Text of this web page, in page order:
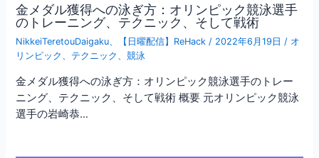
金メダル獲得への泳ぎ方：オリンピック競泳選手
のトレーニング、テクニック、そして戦術
NikkeiTeretouDaigaku、 【日曜配信】ReHack / 2022年6月19日 / オ
リンピック 、 テクニック 、競泳
金メダル獲得への泳ぎ方：オリンピック競泳選手のトレー
ニング、テクニック、そして戦術 概要 元オリンピック競泳
選手の岩崎恭…